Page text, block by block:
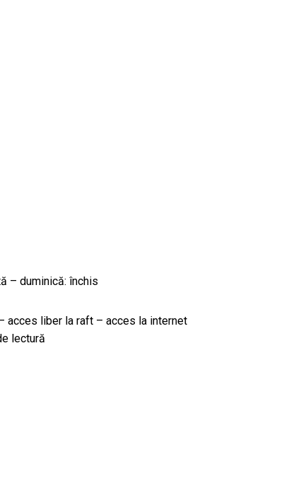
– duminică: închis
acces liber la raft – acces la internet
lectură